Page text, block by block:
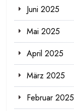
Juni 2025
Mai 2025
April 2025
März 2025
Februar 2025